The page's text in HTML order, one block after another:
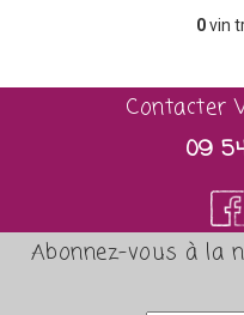
0vin
Contacter
09
Abonnez-vous à la